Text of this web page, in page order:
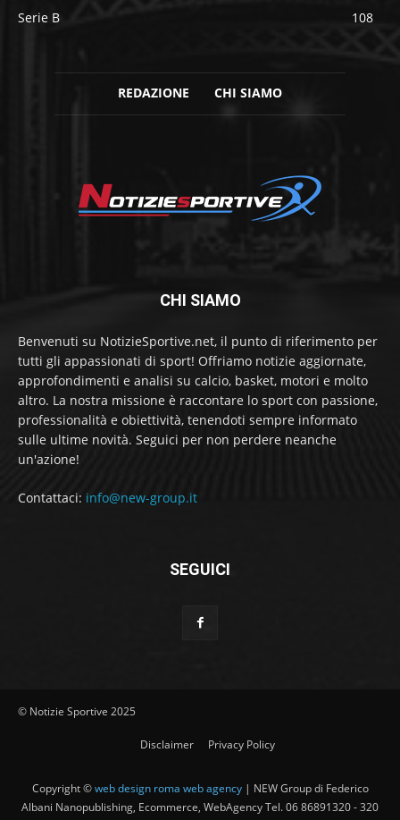
Serie B
108
REDAZIONE CHI SIAMO
CHI SIAMO
Benvenuti su NotizieSportive.net, il punto di riferimento per
tutti gli appassionati di sport! Offriamo notizie aggiornate,
approfondimenti e analisi su calcio, basket, motori e molto
altro. La nostra missione è raccontare lo sport con passione,
professionalità e obiettività, tenendoti sempre informato
sulle ultime novità. Seguici per non perdere neanche
un'azione!
Contattaci: info@new-group.it
SEGUICI
© Notizie Sportive 2025
Disclaimer Privacy Policy
Copyright ©web design roma web agency| NEW Group di Federico
Albani Nanopublishing, Ecommerce, WebAgency Tel. 06 86891320 - 320